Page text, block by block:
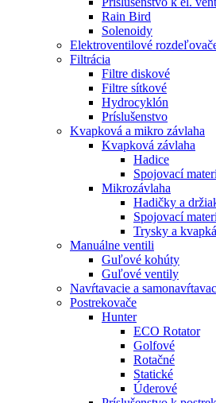
Rain Bird
Solenoidy
Elektroventilové
Filtrácia
Filtre diskové
Filtre sítkové
Hydrocyklón
Príslušenstvo
Kvapková a mikro závlaha​
Kvapková závlaha
Hadice
Spojovací
Mikrozávlaha
Hadičky a
Spojovací
Trysky a
Manuálne ventili
Guľové kohúty
Guľové ventily
Navŕtavacie a
Postrekovače
Hunter
ECO Rotator
Golfové
Rotačné
Statické
Úderové